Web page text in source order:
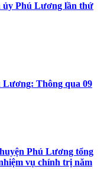
ủy Phú Lương lần thứ
Thông qua 09
Phú Lương tổng
vụ chính trị năm